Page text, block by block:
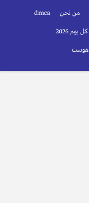
من نحن dmca
2026
هوست